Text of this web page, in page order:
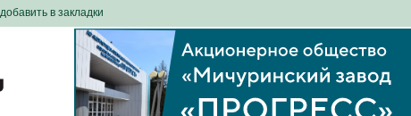
добавить в закладки